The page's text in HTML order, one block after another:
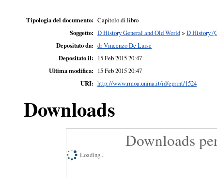
Tipologia del documento: Capitolo di libro
Soggetto: D History General and Old World> D History
Depositato da: dr Vincenzo De Luise
Depositato il: 15 Feb 2015 20:47
Ultima modifica: 15 Feb 2015 20:47
URI: http://www.rmoa.unina.it/id/eprint/1524
Downloads
Downloads
Loading...